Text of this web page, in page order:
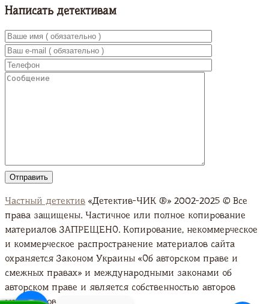
Написать детективам
Частный детектив «Детектив-ЧИК ®» 2002-2025 © Все
права защищены. Частичное или полное копирование
материалов ЗАПРЕЩЕНО. Копирование, некоммерческое
и коммерческое распространение материалов сайта
охраняется Законом Украины «Об авторском праве и
смежных правах» и международными законами об
авторском праве и является собственностью авторов
материалов. Подробно